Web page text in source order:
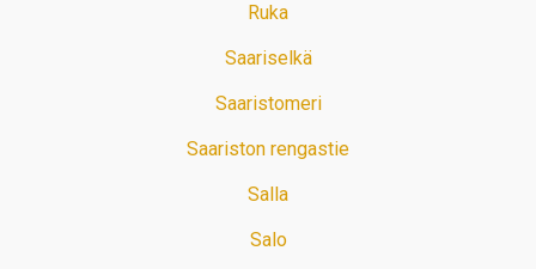
Ruka
Saariselkä
Saaristomeri
Saariston rengastie
Salla
Salo